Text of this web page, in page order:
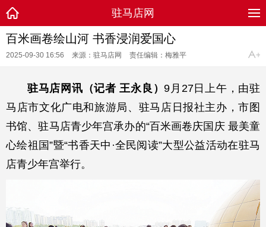
驻马店网
百米画卷绘山河 书香浸润爱国心
2025-09-30 16:56 来源：驻马店网 责任编辑：梅雅平
驻马店网讯（记者 王永良）9月27日上午，由驻
马店市文化广电和旅游局、驻马店日报社主办，市图
书馆、驻马店青少年宫承办的“百米画卷庆国庆 最美童
心绘祖国”暨“书香天中·全民阅读”大型公益活动在驻马
店青少年宫举行。